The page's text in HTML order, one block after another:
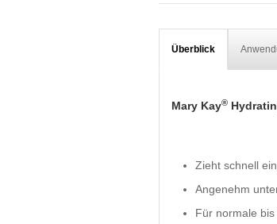
Überblick
Mary Kay®
Zieht schnell ein
Angenehm
Für normale